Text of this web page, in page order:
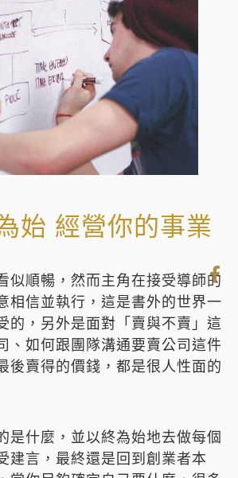
始 經營你的事業
似順暢，然而主角在接受導師的
相信並執行，這是書外的世界一
的，另外是面對「賣與不賣」這
、如何跟團隊溝通要賣公司這件
後賣得的價錢，都是很人性面的
是什麼，並以終為始地去做每個
建言，最終還是回到創業者本